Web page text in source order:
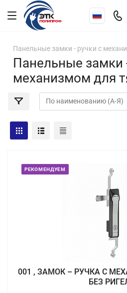
Панельные замки - ручки с
Панельные замки
механизмом для
РЕКОМЕНДУЕМ
001 , ЗАМОК – РУЧКА С
БЕЗ